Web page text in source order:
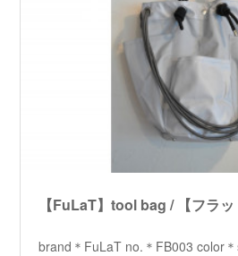
【FuLaT】tool bag / 【フラ
brand＊FuLaT no.＊FB003 color